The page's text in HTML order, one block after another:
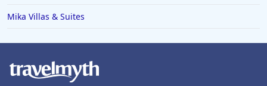
Mika Villas & Suites